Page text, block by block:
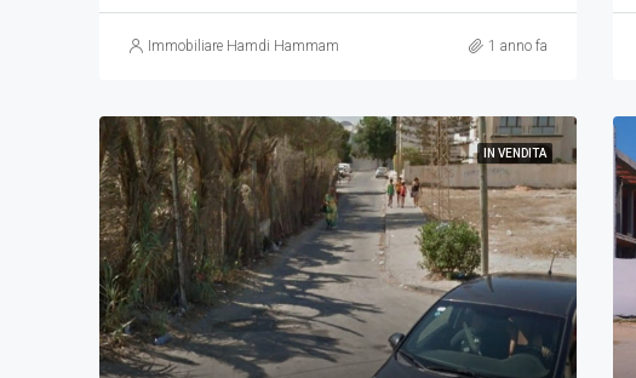
Immobiliare Hamdi Hammamet 1 anno fa
IN VENDITA